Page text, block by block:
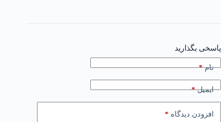
پاسخی بگذارید
نام*
ایمیل*
افزودن دیدگاه *